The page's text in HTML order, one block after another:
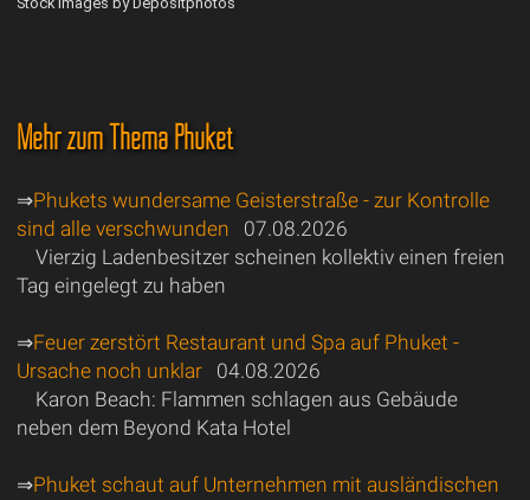
Mehr zum Thema Phuket
⇒Phukets wundersame Geisterstraße - zur Kontrolle
sind alle verschwunden 07.08.2026
Vierzig Ladenbesitzer scheinen kollektiv einen freien
Tag eingelegt zu haben
⇒Feuer zerstört Restaurant und Spa auf Phuket -
Ursache noch unklar04.08.2026
Karon Beach: Flammen schlagen aus Gebäude
neben dem Beyond Kata Hotel
⇒Phuket schaut auf Unternehmen mit ausländischen